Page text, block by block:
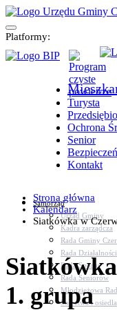
Platformy:
Turysta
Ochrona
Senior
Kontakt
Samorząd
Urząd Gminy
Kadra zarządcza
Rada Gminy
Rada
Rada Sportu
Rada Seniorów
Młodzieżowa
Sołectwa i osiedla
Strona główna
Kalendarz
Siatkówka w
1. grupa